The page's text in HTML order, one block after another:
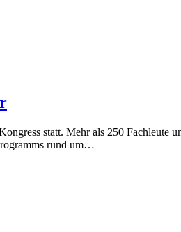
statt. Mehr als 250
rund um…